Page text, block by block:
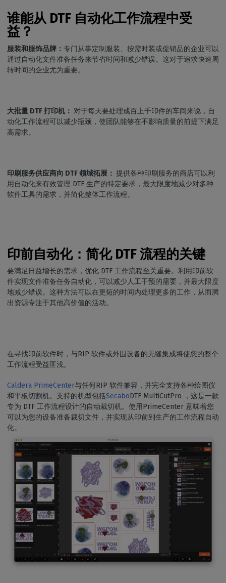
谁能从 DTF 自动化工作流程中受
益？
服装和服饰品牌： 专门从事定制服装、按需时装或促销品的企业可以
通过自动化文件准备任务来节省时间和减少错误。这对于追求快速周
转时间的企业尤为重要。
大批量 DTF 打印机： 对于每天要处理成百上千印件的车间来说，自
动化工作流程可以减少瓶颈，使团队能够在不影响质量的前提下满足
高需求。
印刷服务供应商向 DTF 领域拓展： 提供各种印刷服务的商店可以利
用自动化来有效管理 DTF 生产的特定要求，最大限度地减少对多种
软件工具的需求，并简化整体工作流程。
印前自动化：简化 DTF 流程的关键
要满足日益增长的需求，优化 DTF 工作流程至关重要。利用印前软
件实现文件准备任务自动化，可以减少人工干预的需要，并最大限度
地减少错误。这种方法可以在更短的时间内处理更多的工作，从而腾
出资源专注于其他高价值的活动。
在寻找印前软件时，与RIP 软件或外围设备的无缝集成将使您的整个
工作流程受益匪浅。
Caldera PrimeCenter与任何RIP 软件兼容，并完全支持各种绘图仪
和平板切割机。支持的机型包括SecaboDTF MultiCutPro ，这是一款
专为 DTF 工作流程设计的自动裁切机。使用PrimeCenter 意味着您
可以为您的设备准备裁切文件，并实现从印前到生产的工作流程自动
化。